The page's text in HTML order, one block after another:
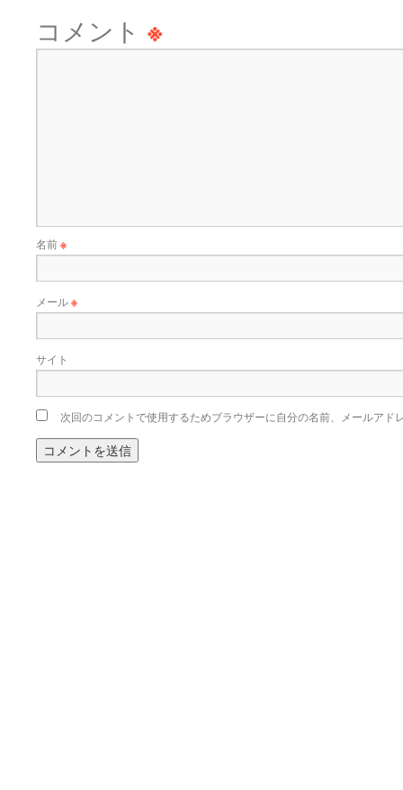
コメント ※
名前※
メール※
サイト
次回のコメントで使用するためブラウザーに自分の名前、メールアド